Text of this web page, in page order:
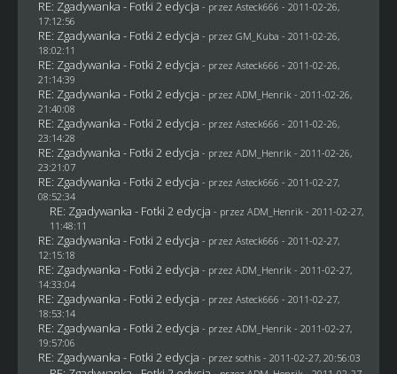
RE: Zgadywanka - Fotki 2 edycja - przez Asteck666 - 2011-02-26,
17:12:56
RE: Zgadywanka - Fotki 2 edycja - przez GM_Kuba - 2011-02-26,
18:02:11
RE: Zgadywanka - Fotki 2 edycja - przez Asteck666 - 2011-02-26,
21:14:39
RE: Zgadywanka - Fotki 2 edycja - przez ADM_Henrik - 2011-02-26,
21:40:08
RE: Zgadywanka - Fotki 2 edycja - przez Asteck666 - 2011-02-26,
23:14:28
RE: Zgadywanka - Fotki 2 edycja - przez ADM_Henrik - 2011-02-26,
23:21:07
RE: Zgadywanka - Fotki 2 edycja - przez Asteck666 - 2011-02-27,
08:52:34
RE: Zgadywanka - Fotki 2 edycja - przez ADM_Henrik - 2011-02-27,
11:48:11
RE: Zgadywanka - Fotki 2 edycja - przez Asteck666 - 2011-02-27,
12:15:18
RE: Zgadywanka - Fotki 2 edycja - przez ADM_Henrik - 2011-02-27,
14:33:04
RE: Zgadywanka - Fotki 2 edycja - przez Asteck666 - 2011-02-27,
18:53:14
RE: Zgadywanka - Fotki 2 edycja - przez ADM_Henrik - 2011-02-27,
19:57:06
RE: Zgadywanka - Fotki 2 edycja - przez sothis- 2011-02-27, 20:56:03